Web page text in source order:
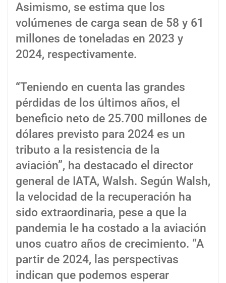
Asimismo, se estima que los
volúmenes de carga sean de 58 y 61
millones de toneladas en 2023 y
2024, respectivamente.
“Teniendo en cuenta las grandes
pérdidas de los últimos años, el
beneficio neto de 25.700 millones de
dólares previsto para 2024 es un
tributo a la resistencia de la
aviación”, ha destacado el director
general de IATA, Walsh. Según Walsh,
la velocidad de la recuperación ha
sido extraordinaria, pese a que la
pandemia le ha costado a la aviación
unos cuatro años de crecimiento. “A
partir de 2024, las perspectivas
indican que podemos esperar